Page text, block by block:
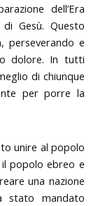
dell’Era
Gesù. Questo
perseverando e
dolore. In tutti
di chiunque
per porre la
unire al popolo
il popolo ebreo e
una nazione
stato mandato